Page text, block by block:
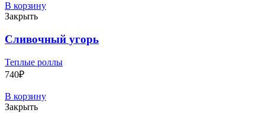
В корзину
Закрыть
Сливочный угорь
Теплые роллы
740₽
В корзину
Закрыть